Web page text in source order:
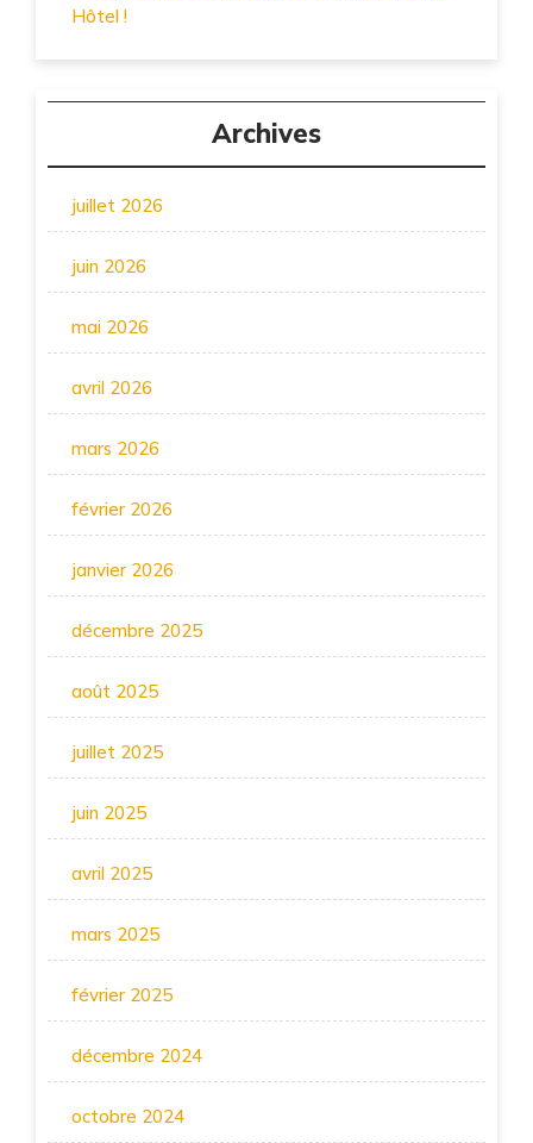
Hôtel !
Archives
juillet 2026
juin 2026
mai 2026
avril 2026
mars 2026
février 2026
janvier 2026
décembre 2025
août 2025
juillet 2025
juin 2025
avril 2025
mars 2025
février 2025
décembre 2024
octobre 2024